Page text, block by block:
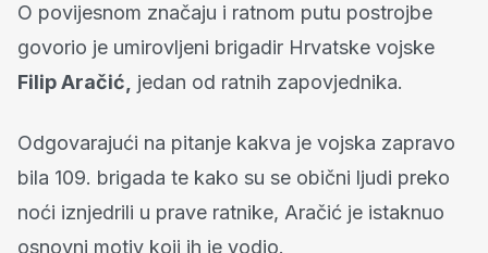
O povijesnom značaju i ratnom putu postrojbe
govorio je umirovljeni brigadir Hrvatske vojske
Filip Aračić, jedan od ratnih zapovjednika.
Odgovarajući na pitanje kakva je vojska zapravo
bila 109. brigada te kako su se obični ljudi preko
noći iznjedrili u prave ratnike, Aračić je istaknuo
osnovni motiv koji ih je vodio.